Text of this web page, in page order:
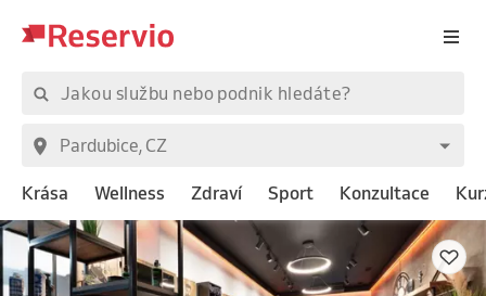
Krása Wellness Zdraví Sport Konzultace